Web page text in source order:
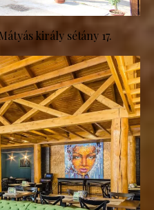
király sétány 17.